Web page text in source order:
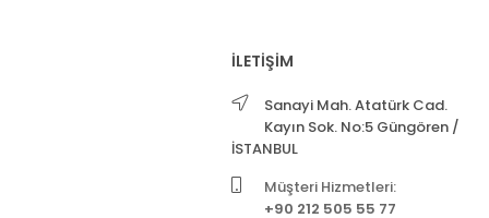
İLETİŞİM
Sanayi Mah. Atatürk Cad.
Kayın Sok. No:5 Güngören /
İSTANBUL
Müşteri Hizmetleri:
+90 212 505 55 77